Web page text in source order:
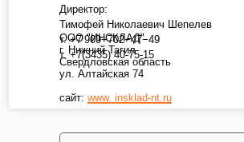
ООО "ИНСКЛАД"
г. Нижний Тагил
Свердловская область
ул. Алтайская 74
сайт: www. insklad-nt.ru
Директор:
Тимофей Николаевич Шепелев
т. +7 909−702−47−49
т. +7(3435) 40-75-15